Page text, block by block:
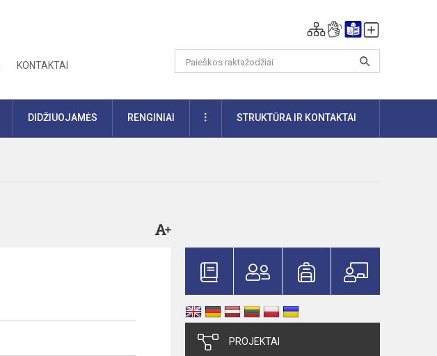
KONTAKTAI
DIDŽIUOJAMĖS RENGINIAI DAUGIAUSTRUKTŪRA IR KONTAKTAI
PROJEKTAI